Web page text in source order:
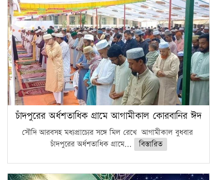
চাঁদপুরের অর্ধশতাধিক গ্রামে আগামীকাল কোরবানির ঈদ
সৌদি আরবসহ মধ্যপ্রাচ্যের সঙ্গে মিল রেখে আগামীকাল বুধবার
চাঁদপুরের অর্ধশতাধিক গ্রামে...
বিস্তারিত